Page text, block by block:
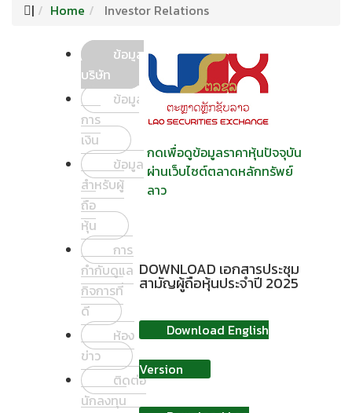
| Home Investor Relations
ข้อมูล
บริษัท
ข้อมูล
การ
เงิน
ข้อมูล
สำหรับผู้
ถือ
หุ้น
การ
กำกับดูแล
กิจการที่
ดี
ห้อง
ข่าว
ติดต่อ
นักลงทุน
กดเพื่อดูข้อมูลราคาหุ้นปัจจุบัน
ผ่านเว็บไซต์ตลาดหลักทรัพย์
ลาว
DOWNLOAD เอกสารประชุม
สามัญผู้ถือหุ้นประจำปี 2025
Download English
Version